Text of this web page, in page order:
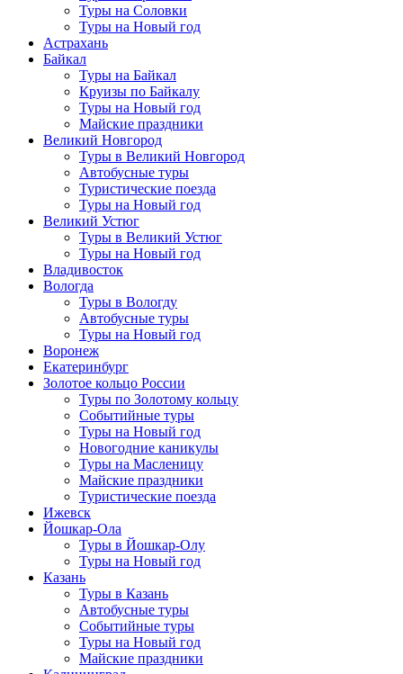
Туры на Соловки
Туры на Новый год
Астрахань
Байкал
Туры на Байкал
Круизы по Байкалу
Туры на Новый год
Майские праздники
Великий Новгород
Туры в Великий Новгород
Автобусные туры
Туристические поезда
Туры на Новый год
Великий Устюг
Туры в Великий Устюг
Туры на Новый год
Владивосток
Вологда
Туры в Вологду
Автобусные туры
Туры на Новый год
Воронеж
Екатеринбург
Золотое кольцо России
Туры по Золотому кольцу
Событийные туры
Туры на Новый год
Новогодние каникулы
Туры на Масленицу
Майские праздники
Туристические поезда
Ижевск
Йошкар-Ола
Туры в Йошкар-Олу
Туры на Новый год
Казань
Туры в Казань
Автобусные туры
Событийные туры
Туры на Новый год
Майские праздники